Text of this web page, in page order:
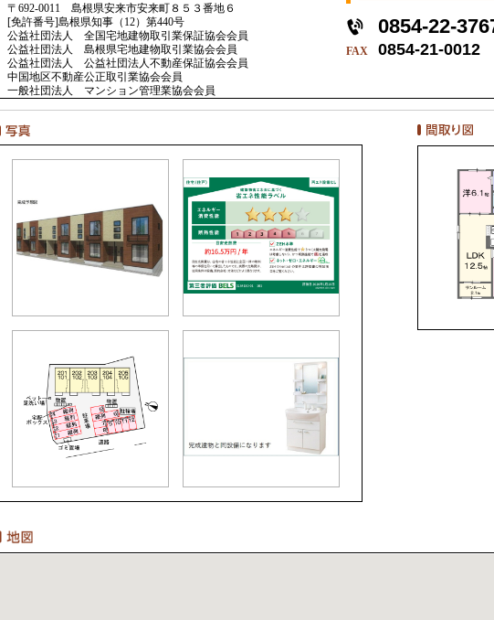
〒692-0011 島根県安来市安来町８５３番地６
[免許番号]島根県知事（12）第440号
公益社団法人 全国宅地建物取引業保証協会会員
公益社団法人 島根県宅地建物取引業協会会員
公益社団法人 公益社団法人不動産保証協会会員
中国地区不動産公正取引業協会会員
一般社団法人 マンション管理業協会会員
0854-22-
FAX 0854-21-0012